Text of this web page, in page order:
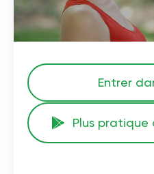
Entrer
Plus